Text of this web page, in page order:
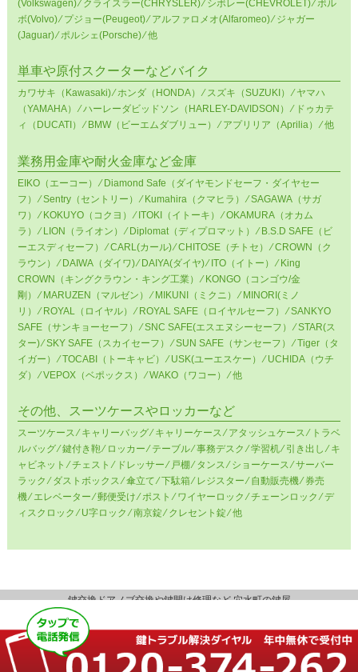
(Volkswagen) ⁄ クライスラー(CHRYSLER) ⁄ シボレー(CHEVROLET) ⁄ ボル
ボ(Volvo) ⁄ プジョー(Peugeot) ⁄ アルファロメオ(Alfaromeo) ⁄ ジャガー
(Jaguar) ⁄ ポルシェ(Porsche) ⁄ 他
単車や原付スクーターなどバイク
カワサキ（Kawasaki) ⁄ ホンダ（HONDA） ⁄ スズキ（SUZUKI） ⁄ ヤマハ
（YAMAHA） ⁄ ハーレーダビッドソン（HARLEY-DAVIDSON） ⁄ ドゥカテ
ィ（DUCATI） ⁄ BMW（ビーエムダブリュー） ⁄ アプリリア（aprilia） ⁄ 他
業務用金庫や耐火金庫など金庫
EIKO（エーコー） ⁄ Diamond Safe（ダイヤモンドセーフ・ダイヤセー
フ） ⁄ Sentry（セントリー） ⁄ Kumahira（クマヒラ） ⁄ SAGAWA（サガ
ワ） ⁄ KOKUYO（コクヨ） ⁄ ITOKI（イトーキ） ⁄ OKAMURA（オカム
ラ） ⁄ LION（ライオン） ⁄ Diplomat（ディプロマット） ⁄ B.S.D SAFE（ビ
ーエスディセーフ） ⁄ CARL(カール) ⁄ CHITOSE（チトセ） ⁄ CROWN（ク
ラウン） ⁄ DAIWA（ダイワ) ⁄ DAIYA(ダイヤ) ⁄ ITO（イトー） ⁄ King
CROWN（キングクラウン・キング工業） ⁄ KONGO（コンゴウ/金
剛） ⁄ MARUZEN（マルゼン） ⁄ MIKUNI（ミクニ） ⁄ MINORI(ミノ
リ） ⁄ ROYAL（ロイヤル） ⁄ ROYAL SAFE（ロイヤルセーフ） ⁄ SANKYO
SAFE（サンキョーセーフ） ⁄ SNC SAFE(エスエヌシーセーフ） ⁄ STAR(ス
ター) ⁄ SKY SAFE（スカイセーフ） ⁄ SUN SAFE（サンセーフ） ⁄ Tiger（タ
イガー） ⁄ TOCABI（トーキャビ） ⁄ USK(ユーエスケー） ⁄ UCHIDA（ウチ
ダ） ⁄ VEPOX（ベポックス） ⁄ WAKO（ワコー） ⁄ 他
その他、スーツケースやロッカーなど
スーツケース ⁄ キャリーバッグ ⁄ キャリーケース ⁄ アタッシュケース ⁄ トラベ
ルバッグ ⁄ 鍵付き鞄 ⁄ ロッカー ⁄ テーブル ⁄ 事務デスク ⁄ 学習机 ⁄ 引き出し ⁄ キ
ャビネット ⁄ チェスト ⁄ ドレッサー ⁄ 戸棚 ⁄ タンス ⁄ ショーケース ⁄ サーバー
ラック ⁄ ダストボックス ⁄ 傘立て ⁄ 下駄箱 ⁄ レジスター ⁄ 自動販売機 ⁄ 券売
機 ⁄ エレベーター ⁄ 郵便受け ⁄ ポスト ⁄ ワイヤーロック ⁄ チェーンロック ⁄ デ
ィスクロック ⁄ U字ロック ⁄ 南京錠 ⁄ クレセント錠 ⁄ 他
鍵交換ドアノブ交換や鍵開け修理など 穴水町の鍵屋
Copyright ©